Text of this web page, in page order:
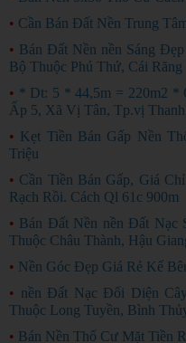
• Cần Bán Đất Nền Trung
• Bán Đất Nền nền Sáng
Bộ Thuộc Phú Thứ, Cái Răng
• * Dt: 5 * 44,5m = 220m2 *
Ấp 5, Xã Vị Tân, Tp.vị
• Kẹt Tiền Bán Gấp Nền
Triệu
• Cần Tiền Bán Gấp, Giá
Rạch Rồi. Cách Ql 61c 900m
• Bán Đất Nền nền Đất Nạc
Thuộc Châu Thành, Hậu
• Nền Góc Đẹp Giá Rẻ Kế
• nền Đất Nạc Đối Diện
Thuộc Long Tuyền, Bình
• Bán Nền Thổ Cư Mặt Tiền